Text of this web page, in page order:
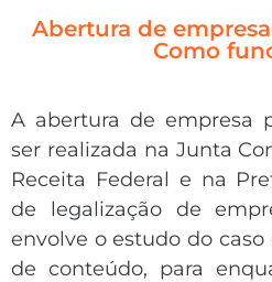
Abertura de
Como
A abertura de empresa
ser realizada na Junta
Receita Federal e na
de legalização de
envolve o estudo do
de conteúdo, para